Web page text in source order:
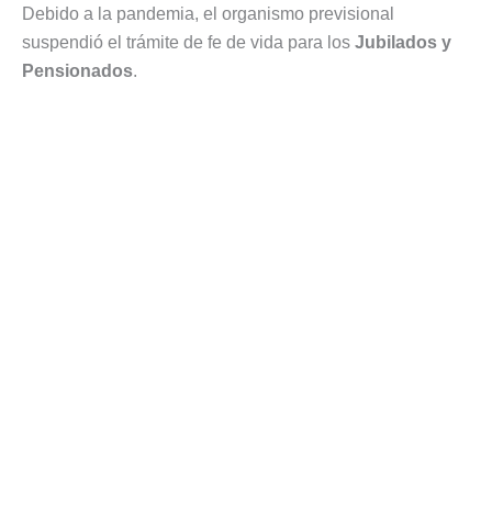
Debido a la pandemia, el organismo previsional
suspendió el trámite de fe de vida para los Jubilados y
Pensionados.